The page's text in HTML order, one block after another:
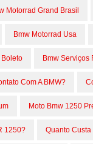
Motorrad Grand Brasil
Bmw Motorrad Usa
Boleto Bmw Serviços
Com A BMW?
Moto Bmw 1250
1250? Quanto Custa